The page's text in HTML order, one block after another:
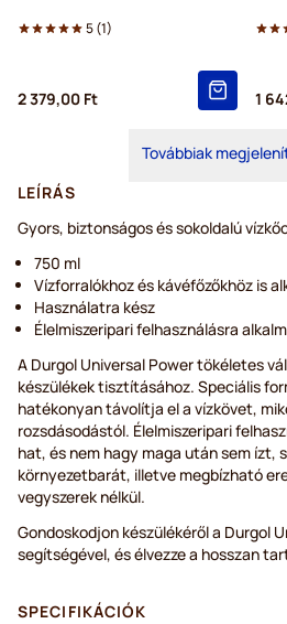
5(1)
2 379,00 Ft 1
Továbbiak
LEÍRÁS
Gyors, biztonságos és sokoldalú
750 ml
Vízforralókhoz és kávéfőzőkhöz is
Használatra kész
Élelmiszeripari felhasználásra
A Durgol Universal Power tökéletes
készülékek tisztításához. Speciális
hatékonyan távolítja el a vízkövet,
rozsdásodástól. Élelmiszeripari
hat, és nem hagy maga után sem ízt,
környezetbarát, illetve megbízható
vegyszerek nélkül.
Gondoskodjon készülékéről a Durgol
segítségével, és élvezze a hosszan
SPECIFIKÁCIÓK